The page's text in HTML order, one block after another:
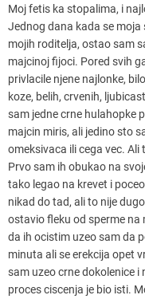
Moj fetis ka stopalima, i
Jednog dana kada se moja
mojih roditelja, ostao sam
majcinoj fijoci. Pored svih
privlacile njene najlonke,
koze, belih, crvenih,
sam jedne crne hulahopke
majcin miris, ali jedino sto
omeksivaca ili cega vec. Ali
Prvo sam ih obukao na
tako legao na krevet i
nikad do tad, ali to nije
ostavio fleku od sperme
da ih ocistim uzeo sam da
minuta ali se erekcija opet
sam uzeo crne dokolenice i
proces ciscenja je bio isti.